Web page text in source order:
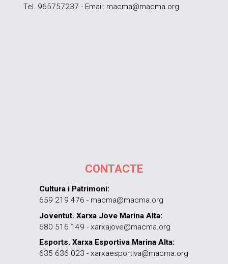
Tel. 965757237 - Email: macma@macma.org
CONTACTE
Cultura i Patrimoni:
659 219 476 - macma@macma.org
Joventut. Xarxa Jove Marina Alta:
680 516 149 - xarxajove@macma.org
Esports. Xarxa Esportiva Marina Alta:
635 636 023 - xarxaesportiva@macma.org